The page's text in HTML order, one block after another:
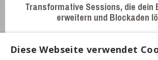
Transformative Sessions, die dein
erweitern und Blockaden
Diese Webseite verwendet